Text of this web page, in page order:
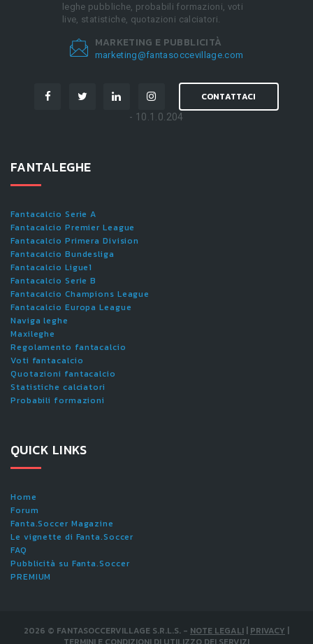
leghe pubbliche, probabili formazioni, voti
live, statistiche, quotazioni calciatori.
MARKETING E PUBBLICITÀ
marketing@fantasoccevillage.com
CONTATTACI
- 10.1.0.204
FANTALEGHE
Fantacalcio Serie A
Fantacalcio Premier League
Fantacalcio Primera Division
Fantacalcio Bundesliga
Fantacalcio Ligue1
Fantacalcio Serie B
Fantacalcio Champions League
Fantacalcio Europa League
Naviga leghe
Maxileghe
Regolamento fantacalcio
Voti fantacalcio
Quotazioni fantacalcio
Statistiche calciatori
Probabili formazioni
QUICK LINKS
Home
Forum
Fanta.Soccer Magazine
Le vignette di Fanta.Soccer
FAQ
Pubblicità su Fanta.Soccer
PREMIUM
2026 © FANTASOCCERVILLAGE S.R.L.S. - NOTE LEGALI | PRIVACY |